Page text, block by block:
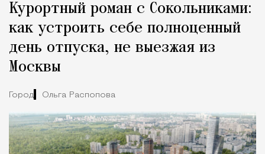
Курортный роман с Сокольниками:
как устроить себе полноценный
день отпуска, не выезжая из
Москвы
Город Ольга Распопова